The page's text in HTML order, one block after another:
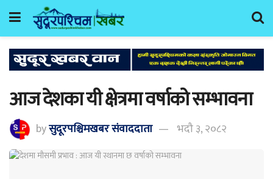
आज देशका यी क्षेत्रमा वर्षाको सम्भावना
byसुदूरपश्चिमखबर संंवाददाता भदौ ३, २०८२